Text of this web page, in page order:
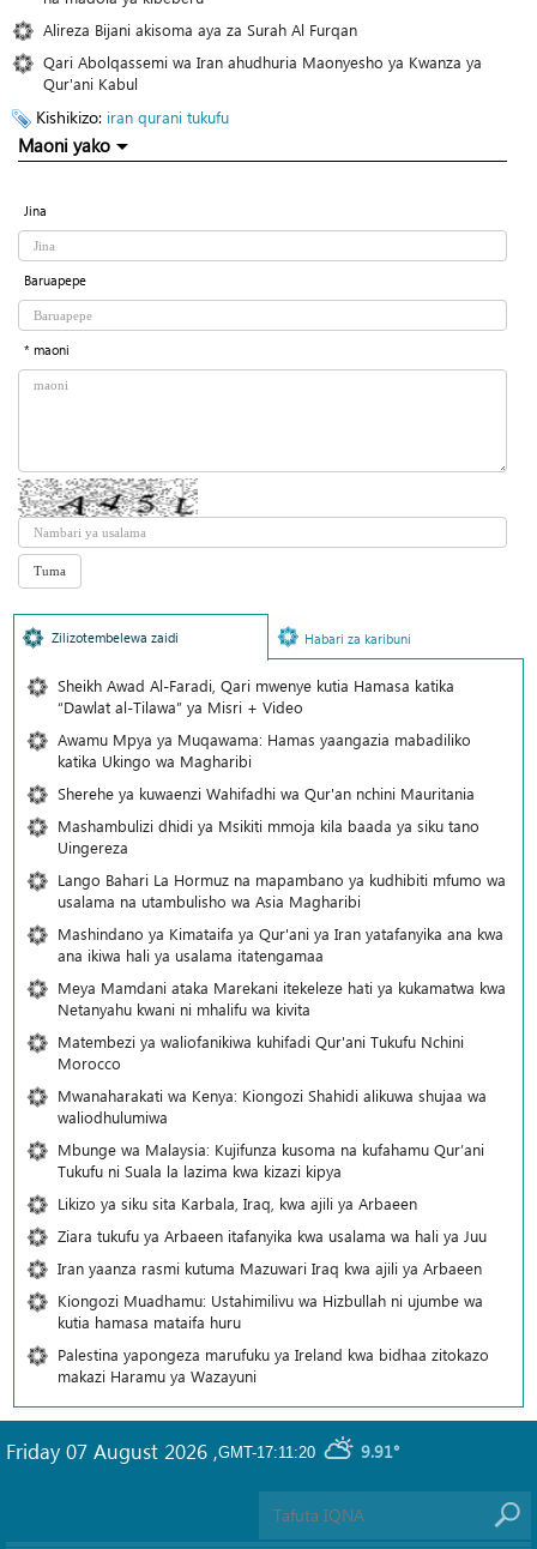
Alireza Bijani akisoma aya za Surah Al Furqan
Qari Abolqassemi wa Iran ahudhuria Maonyesho ya Kwanza ya
Qur'ani Kabul
Kishikizo: iran qurani tukufu
Maoni yako
Jina
Baruapepe
* maoni
Zilizotembelewa zaidi Habari za karibuni
Sheikh Awad Al-Faradi, Qari mwenye kutia Hamasa katika
“Dawlat al-Tilawa” ya Misri + Video
Awamu Mpya ya Muqawama: Hamas yaangazia mabadiliko
katika Ukingo wa Magharibi
Sherehe ya kuwaenzi Wahifadhi wa Qur'an nchini Mauritania
Mashambulizi dhidi ya Msikiti mmoja kila baada ya siku tano
Uingereza
Lango Bahari La Hormuz na mapambano ya kudhibiti mfumo wa
usalama na utambulisho wa Asia Magharibi
Mashindano ya Kimataifa ya Qur'ani ya Iran yatafanyika ana kwa
ana ikiwa hali ya usalama itatengamaa
Meya Mamdani ataka Marekani itekeleze hati ya kukamatwa kwa
Netanyahu kwani ni mhalifu wa kivita
Matembezi ya waliofanikiwa kuhifadi Qur'ani Tukufu Nchini
Morocco
Mwanaharakati wa Kenya: Kiongozi Shahidi alikuwa shujaa wa
waliodhulumiwa
Mbunge wa Malaysia: Kujifunza kusoma na kufahamu Qur’ani
Tukufu ni Suala la lazima kwa kizazi kipya
Likizo ya siku sita Karbala, Iraq, kwa ajili ya Arbaeen
Ziara tukufu ya Arbaeen itafanyika kwa usalama wa hali ya Juu
Iran yaanza rasmi kutuma Mazuwari Iraq kwa ajili ya Arbaeen
Kiongozi Muadhamu: Ustahimilivu wa Hizbullah ni ujumbe wa
kutia hamasa mataifa huru
Palestina yapongeza marufuku ya Ireland kwa bidhaa zitokazo
makazi Haramu ya Wazayuni
GMT-17:11:20 9.91°
Friday 07 August 2026 ,